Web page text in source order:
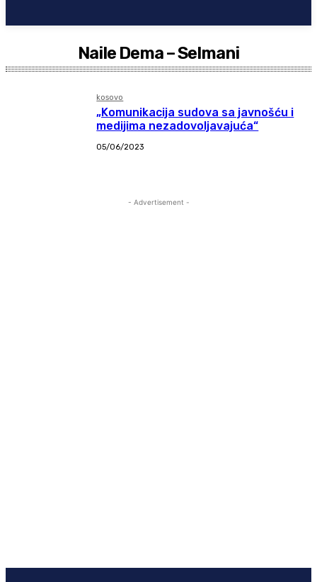
Naile Dema – Selmani
kosovo
„Komunikacija sudova sa javnošću i
medijima nezadovoljavajuća“
05/06/2023
- Advertisement -